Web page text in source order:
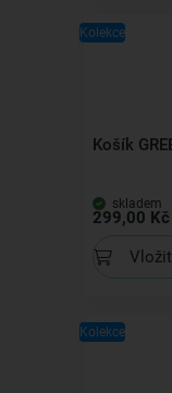
Kolekce
Košík
skladem
299,00 Kč
Kolekce